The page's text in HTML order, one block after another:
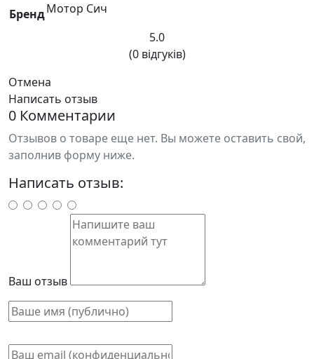
БрендМотор Сич
5.0
(0 відгуків)
Отмена
Написать отзыв
0 Комментарии
Отзывов о товаре еще нет. Вы можете оставить свой,
заполнив форму ниже.
Написать отзыв:
Ваш отзыв